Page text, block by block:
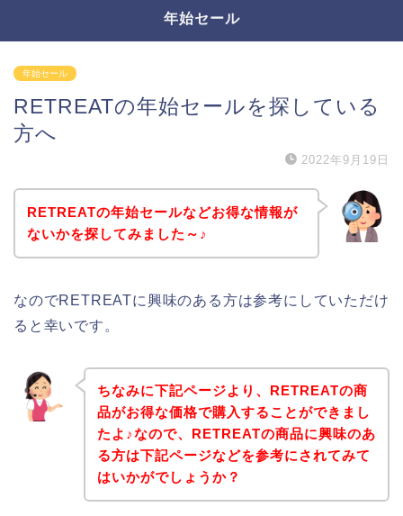
年始セール
年始セール
RETREATの年始セールを探している
方へ
2022年9月19日
RETREATの年始セールなどお得な情報が
ないかを探してみました～♪
なのでRETREATに興味のある方は参考にしていただけ
ると幸いです。
ちなみに下記ページより、RETREATの商
品がお得な価格で購入することができまし
たよ♪なので、RETREATの商品に興味のあ
る方は下記ページなどを参考にされてみて
はいかがでしょうか？